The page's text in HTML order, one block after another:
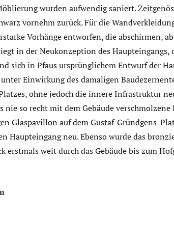
wurden aufwendig saniert.
vornehm zurück. Für die
Vorhänge entworfen, die abschirmen,
in der Neukonzeption des Haupteingangs,
sich in Pfaus ursprünglichem Entwurf der
Einwirkung des damaligen
ohne jedoch die innere Infrastruktur
so recht mit dem Gebäude verschmolzene
Glaspavillon auf dem Gustaf-Gründgens-
Haupteingang neu. Ebenso wurde das
erstmals weit durch das Gebäude bis zum